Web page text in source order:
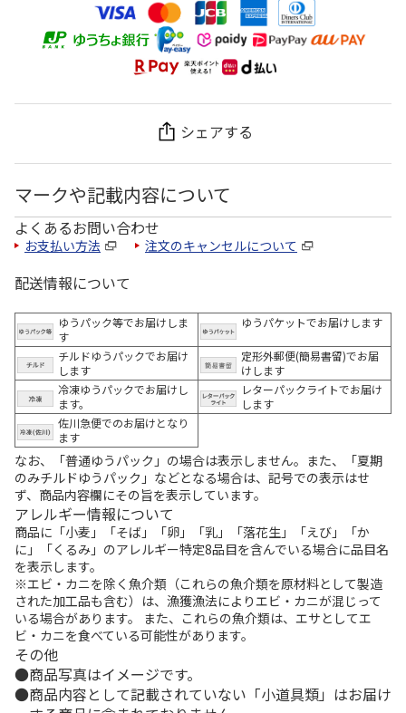
シェアする
マークや記載内容について
よくあるお問い合わせ
お支払い方法 注文のキャンセルについて
配送情報について
ゆうパック等でお届けしま
す
ゆうパケットでお届けします
チルドゆうパックでお届け
します
定形外郵便(簡易書留)でお届
けします
冷凍ゆうパックでお届けし
ます。
レターパックライトでお届け
します
佐川急便でのお届けとなり
ます
なお、「普通ゆうパック」の場合は表示しません。また、「夏期
のみチルドゆうパック」などとなる場合は、記号での表示はせ
ず、商品内容欄にその旨を表示しています。
アレルギー情報について
商品に「小麦」「そば」「卵」「乳」「落花生」「えび」「か
に」「くるみ」のアレルギー特定8品目を含んでいる場合に品目名
を表示します。
※エビ・カニを除く魚介類（これらの魚介類を原材料として製造
された加工品も含む）は、漁獲漁法によりエビ・カニが混じって
いる場合があります。 また、これらの魚介類は、エサとしてエ
ビ・カニを食べている可能性があります。
その他
商品写真はイメージです。
商品内容として記載されていない「小道具類」はお届け